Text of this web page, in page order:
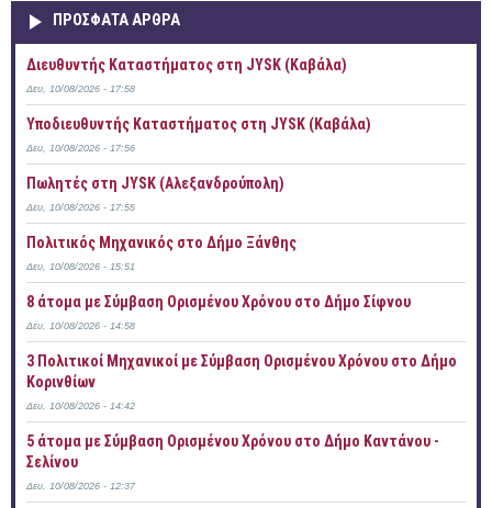
ΠΡOΣΦΑΤΑ AΡΘΡΑ
Διευθυντής Καταστήματος στη JYSK (Καβάλα)
Δευ, 10/08/2026 - 17:58
Υποδιευθυντής Καταστήματος στη JYSK (Καβάλα)
Δευ, 10/08/2026 - 17:56
Πωλητές στη JYSK (Αλεξανδρούπολη)
Δευ, 10/08/2026 - 17:55
Πολιτικός Μηχανικός στο Δήμο Ξάνθης
Δευ, 10/08/2026 - 15:51
8 άτομα με Σύμβαση Ορισμένου Χρόνου στο Δήμο Σίφνου
Δευ, 10/08/2026 - 14:58
3 Πολιτικοί Μηχανικοί με Σύμβαση Ορισμένου Χρόνου στο Δήμο
Κορινθίων
Δευ, 10/08/2026 - 14:42
5 άτομα με Σύμβαση Ορισμένου Χρόνου στο Δήμο Καντάνου -
Σελίνου
Δευ, 10/08/2026 - 12:37